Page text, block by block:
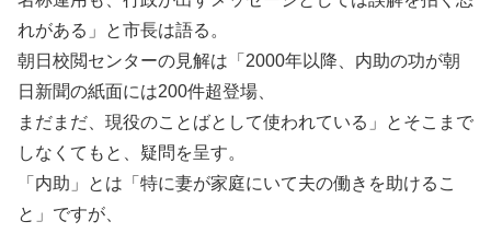
れがある」と市長は語る。
朝日校閲センターの見解は「2000年以降、内助の功が朝
日新聞の紙面には200件超登場、
まだまだ、現役のことばとして使われている」とそこまで
しなくてもと、疑問を呈す。
「内助」とは「特に妻が家庭にいて夫の働きを助けるこ
と」ですが、